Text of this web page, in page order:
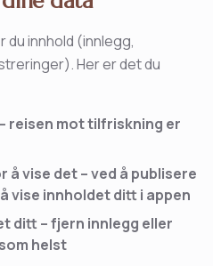
du innhold (innlegg,
Her er det du
reisen mot tilfriskning er
vise det – ved å publisere
vise innholdet ditt i appen
ditt – fjern innlegg eller
helst